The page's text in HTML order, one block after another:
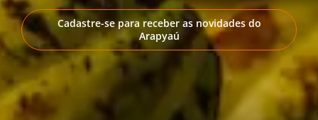
Cadastre-se para receber as novidades do
Arapyaú